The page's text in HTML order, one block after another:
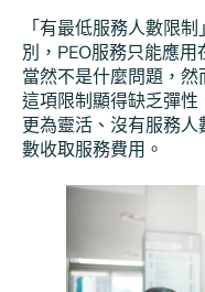
「有最低服務人數限
別，PEO服務只能應
當然不是什麼問題，然
這項限制顯得缺乏彈性
更為靈活、沒有服務
數收取服務費用。